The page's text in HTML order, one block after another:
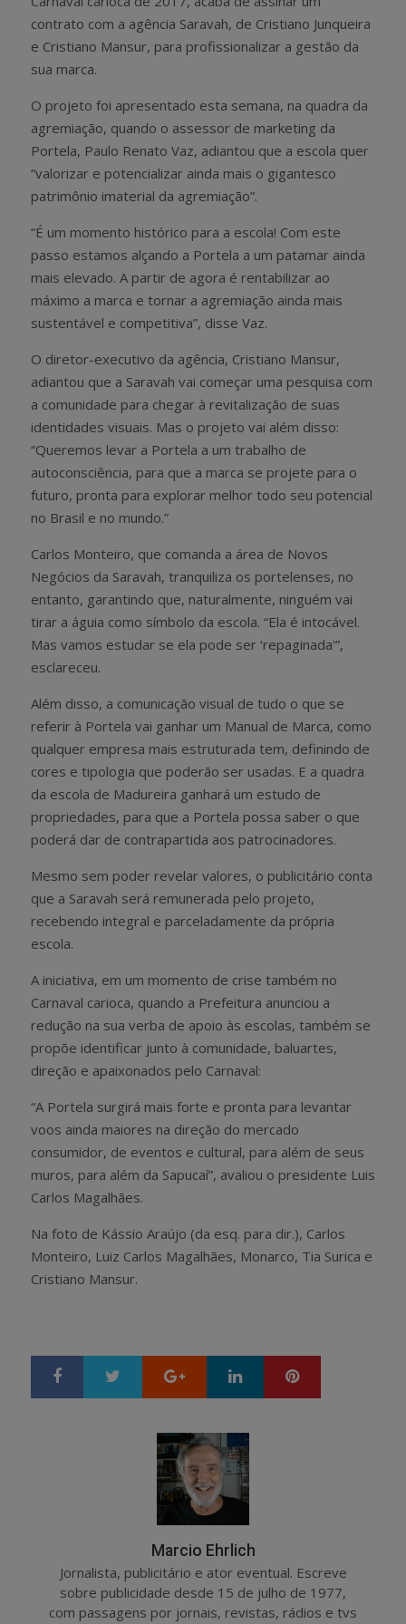
contrato com a agência Saravah, de Cristiano Junqueira
e Cristiano Mansur, para profissionalizar a gestão da
sua marca.
O projeto foi apresentado esta semana, na quadra da
agremiação, quando o assessor de marketing da
Portela, Paulo Renato Vaz, adiantou que a escola quer
“valorizar e potencializar ainda mais o gigantesco
patrimônio imaterial da agremiação”.
“É um momento histórico para a escola! Com este
passo estamos alçando a Portela a um patamar ainda
mais elevado. A partir de agora é rentabilizar ao
máximo a marca e tornar a agremiação ainda mais
sustentável e competitiva”, disse Vaz.
O diretor-executivo da agência, Cristiano Mansur,
adiantou que a Saravah vai começar uma pesquisa com
a comunidade para chegar à revitalização de suas
identidades visuais. Mas o projeto vai além disso:
“Queremos levar a Portela a um trabalho de
autoconsciência, para que a marca se projete para o
futuro, pronta para explorar melhor todo seu potencial
no Brasil e no mundo.”
Carlos Monteiro, que comanda a área de Novos
Negócios da Saravah, tranquiliza os portelenses, no
entanto, garantindo que, naturalmente, ninguém vai
tirar a águia como símbolo da escola. “Ela é intocável.
Mas vamos estudar se ela pode ser ‘repaginada'”,
esclareceu.
Além disso, a comunicação visual de tudo o que se
referir à Portela vai ganhar um Manual de Marca, como
qualquer empresa mais estruturada tem, definindo de
cores e tipologia que poderão ser usadas. E a quadra
da escola de Madureira ganhará um estudo de
propriedades, para que a Portela possa saber o que
poderá dar de contrapartida aos patrocinadores.
Mesmo sem poder revelar valores, o publicitário conta
que a Saravah será remunerada pelo projeto,
recebendo integral e parceladamente da própria
escola.
A iniciativa, em um momento de crise também no
Carnaval carioca, quando a Prefeitura anunciou a
redução na sua verba de apoio às escolas, também se
propõe identificar junto à comunidade, baluartes,
direção e apaixonados pelo Carnaval:
“A Portela surgirá mais forte e pronta para levantar
voos ainda maiores na direção do mercado
consumidor, de eventos e cultural, para além de seus
muros, para além da Sapucaí”, avaliou o presidente Luis
Carlos Magalhães.
Na foto de Kássio Araújo (da esq. para dir.), Carlos
Monteiro, Luiz Carlos Magalhães, Monarco, Tia Surica e
Cristiano Mansur.
Google+ LinkedIn
Marcio Ehrlich
Jornalista, publicitário e ator eventual. Escreve
sobre publicidade desde 15 de julho de 1977,
com passagens por jornais, revistas, rádios e tvs